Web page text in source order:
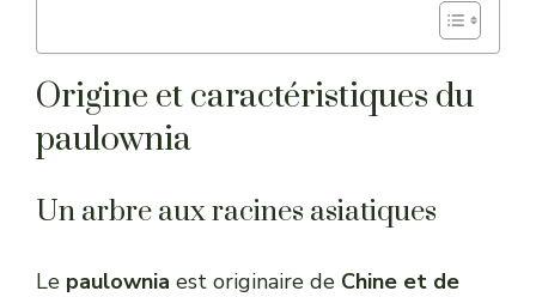
Origine et caractéristiques du
paulownia
Un arbre aux racines asiatiques
Le paulownia est originaire de Chine et de